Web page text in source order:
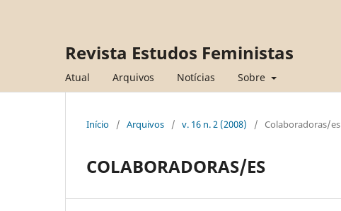
Revista Estudos Feministas
Atual Arquivos Notícias Sobre
Início / Arquivos / v. 16 n. 2 (2008) / Colaboradoras/es
COLABORADORAS/ES